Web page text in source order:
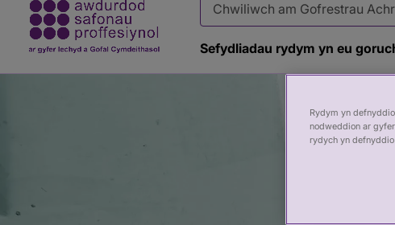
Sefydliadau rydym yn eu
Rydym yn
nodweddion ar
rydych yn